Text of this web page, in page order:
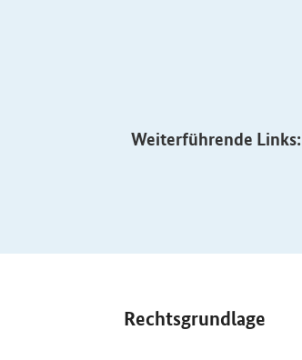
Weiterführende Links:
Rechtsgrundlage